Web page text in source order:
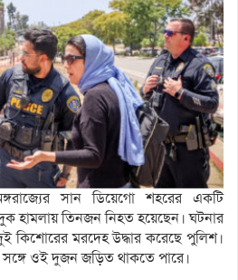
অঙ্গরাজ্যের সান ডিয়েগো শহরের একটি
হামলায় তিনজন নিহত হয়েছেন। ঘটনার
কিশোরের মরদেহ উদ্ধার করেছে পুলিশ।
সঙ্গে ওই দুজন জড়িত থাকতে পারে।